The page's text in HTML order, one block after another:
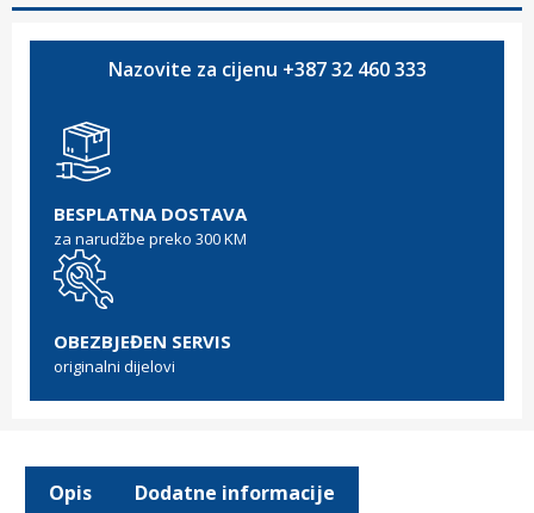
Nazovite za cijenu +387 32 460 333
BESPLATNA DOSTAVA
za narudžbe preko 300 KM
OBEZBJEĐEN SERVIS
originalni dijelovi
Opis Dodatne informacije